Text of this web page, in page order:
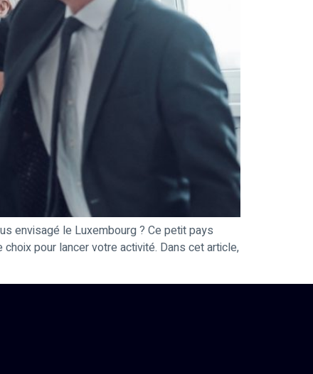
envisagé le Luxembourg ? Ce petit pays
pour lancer votre activité. Dans cet article,